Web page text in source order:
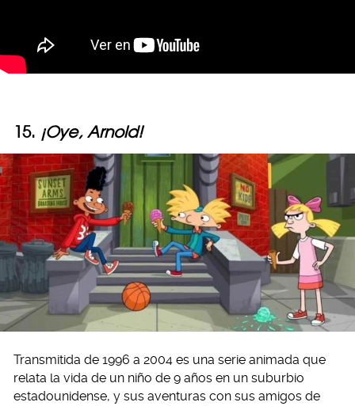
15. ¡Oye, Arnold!
Transmitida de 1996 a 2004 es una serie animada que
relata la vida de un niño de 9 años en un suburbio
estadounidense, y sus aventuras con sus amigos de